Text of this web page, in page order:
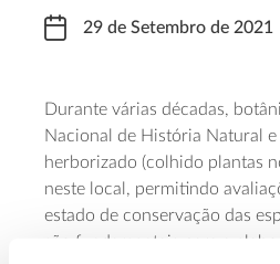
29 de Setembro de 2021
Durante várias décadas,
Nacional de História Natural e
herborizado (colhido plantas
neste local, permitindo
estado de conservação das
são fundamentais para a